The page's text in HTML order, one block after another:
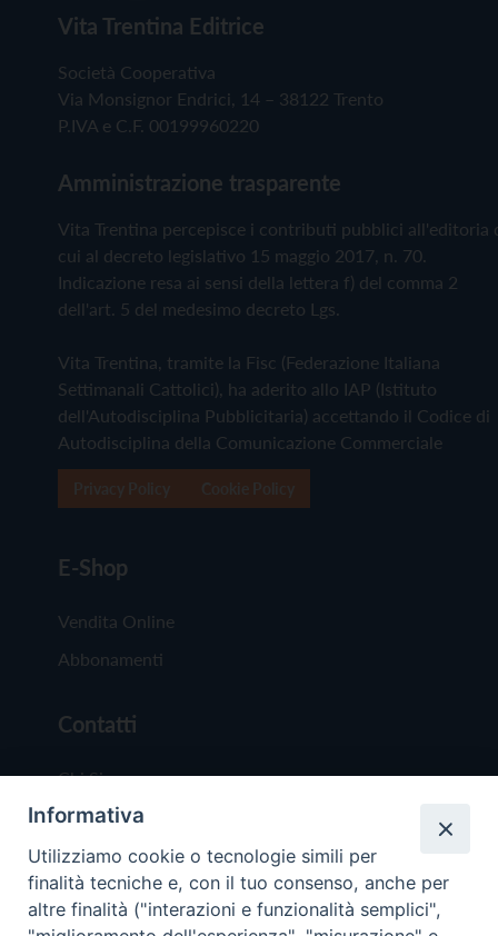
Vita Trentina Editrice
Società Cooperativa
Via Monsignor Endrici, 14 – 38122 Trento
P.IVA e C.F. 00199960220
Amministrazione trasparente
Vita Trentina percepisce i contributi pubblici all'editoria
cui al decreto legislativo 15 maggio 2017, n. 70.
Indicazione resa ai sensi della lettera f) del comma 2
dell'art. 5 del medesimo decreto Lgs.
Vita Trentina, tramite la Fisc (Federazione Italiana
Settimanali Cattolici), ha aderito allo IAP (Istituto
dell'Autodisciplina Pubblicitaria) accettando il Codice di
Autodisciplina della Comunicazione Commerciale
E-Shop
Vendita Online
Abbonamenti
Contatti
Chi Siamo
Redazione
Scrivici
Informativa
Utilizziamo cookie o tecnologie simili per
finalità tecniche e, con il tuo consenso, anche per
altre finalità ("interazioni e funzionalità semplici",